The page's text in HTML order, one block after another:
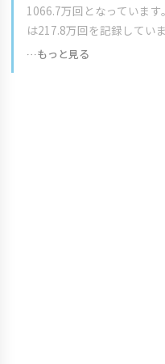
1066.7万回となっています
は217.8万回を記録していま
…もっと見る